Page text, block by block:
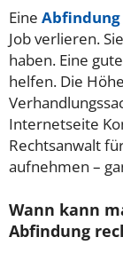
Eine Abfindung
Job verlieren.
haben. Eine
helfen. Die
Internetseite
Rechtsanwalt
aufnehmen –
Wann kann
Abfindung